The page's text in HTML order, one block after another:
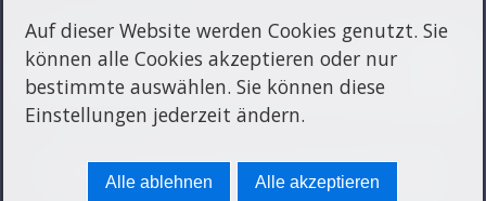
© 2026 RDB BV Rheinische Braunkohle
Auf dieser Website werden Cookies genutzt. Sie
können alle Cookies akzeptieren oder nur
bestimmte auswählen. Sie können diese
Einstellungen jederzeit ändern.
Alle ablehnen Alle akzeptieren